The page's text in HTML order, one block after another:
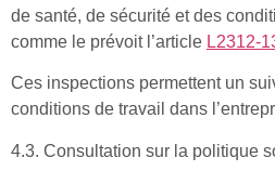
de santé, de sécurité et des
comme le prévoit l’article L2312-
Ces inspections permettent un
conditions de travail dans
4.3. Consultation sur la politique